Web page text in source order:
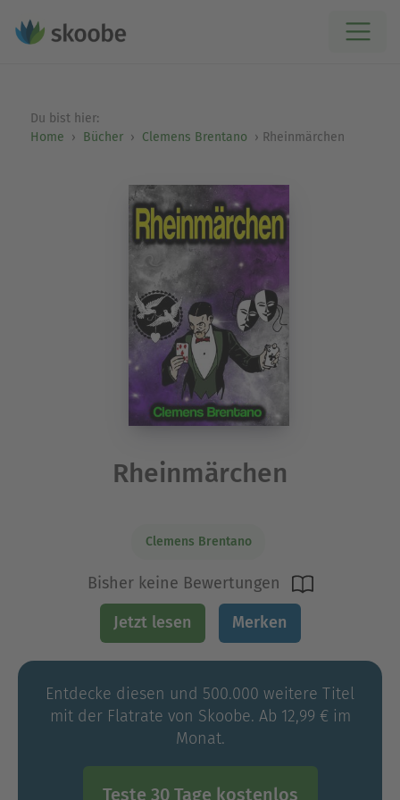
Du bist hier:
Home
Bücher Clemens Brentano Rheinmärchen
Rheinmärchen
Clemens Brentano
Bisher keine Bewertungen
Jetzt lesen Merken
Entdecke diesen und 500.000 weitere Titel
mit der Flatrate von Skoobe. Ab 12,99 € im
Monat.
Teste 30 Tage kostenlos